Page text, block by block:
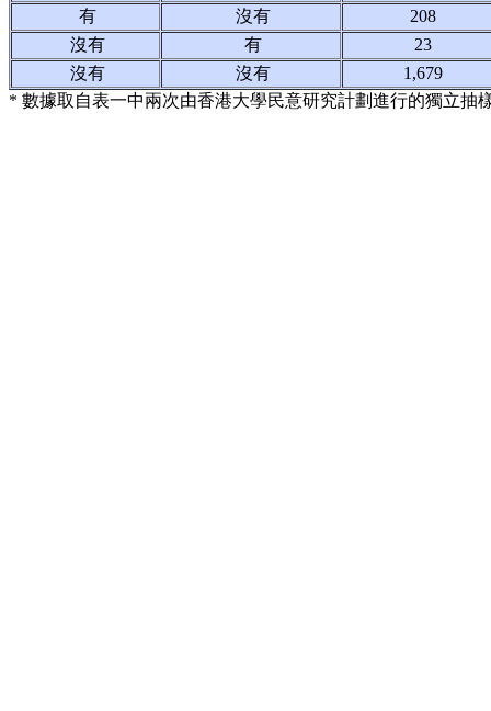
有
沒有
208
沒有
有
23
沒有
沒有
1,679
* 數據取自表一中兩次由香港大學民意研究計劃進行的獨立抽